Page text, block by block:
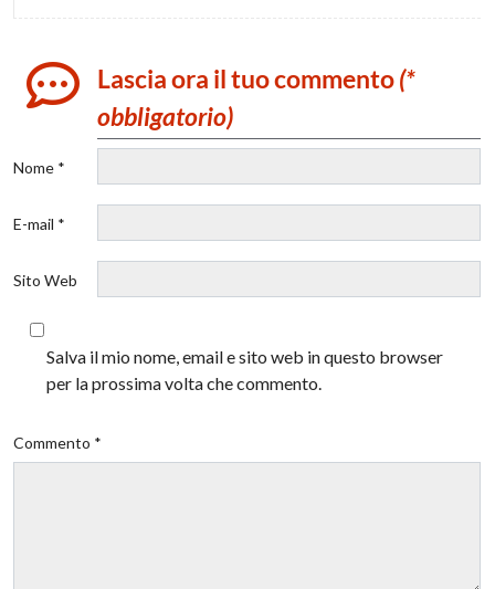
Lascia ora il tuo commento(*
obbligatorio)
Nome *
E-mail *
Sito Web
Salva il mio nome, email e sito web in questo browser
per la prossima volta che commento.
Commento *